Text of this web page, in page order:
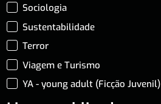
Sociologia
Sustentabilidade
Terror
Viagem e Turismo
YA - young adult (Ficção Juvenil)